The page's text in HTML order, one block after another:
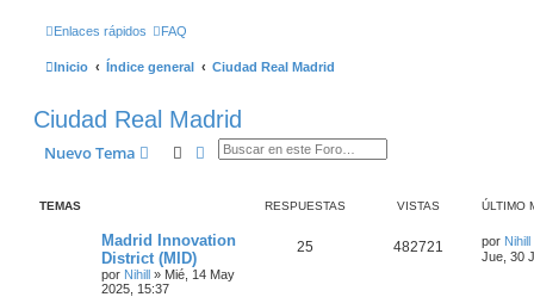
Enlaces rápidos FAQ
Inicio Índice general Ciudad Real Madrid
Ciudad Real Madrid
Nuevo Tema BuscarBúsqueda avanzada
TEMAS RESPUESTAS VISTAS ÚLTIMO
Madrid Innovation
District (MID)
por Nihill » Mié, 14 May
2025, 15:37
25 482721 por Nihill
Jue, 30